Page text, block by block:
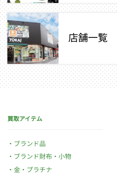
店舗一覧
買取アイテム
ブランド品
ブランド財布・小物
金・プラチナ